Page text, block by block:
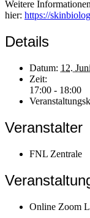
Weitere
hier: https://
Details
Datum: 12.
Zeit:
17:00 - 18:00
Veranstalter
FNL Zentrale
Online Zoom